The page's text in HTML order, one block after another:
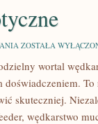
RYBY
ZOSTAŁA
wortal
skuteczniej.
wędkarstwo